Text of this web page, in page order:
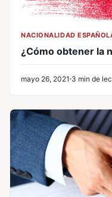
NACIONALIDAD
¿Cómo obtener la
mayo 26, 2021 3 min de